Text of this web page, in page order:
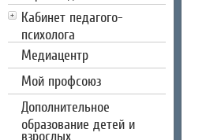
Кабинет педагого-
психолога
Медиацентр
Мой профсоюз
Дополнительное
образование детей и
взрослых